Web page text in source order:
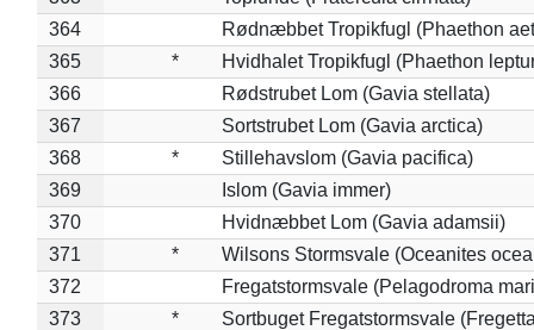
364
Rødnæbbet Tropikfugl (Phaethon
365
*
Hvidhalet Tropikfugl (Phaethon
366
Rødstrubet Lom (Gavia stellata)
367
Sortstrubet Lom (Gavia arctica)
368
*
Stillehavslom (Gavia pacifica)
369
Islom (Gavia immer)
370
Hvidnæbbet Lom (Gavia adamsii)
371
*
Wilsons Stormsvale (Oceanites
372
Fregatstormsvale (Pelagodroma
373
*
Sortbuget Fregatstormsvale